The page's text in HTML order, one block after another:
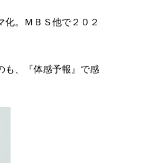
化。ＭＢＳ他で２０２
も、『体感予報』で感